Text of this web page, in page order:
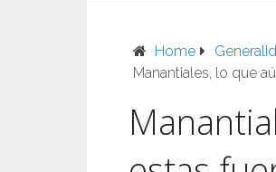
Home
Manantiales, lo que